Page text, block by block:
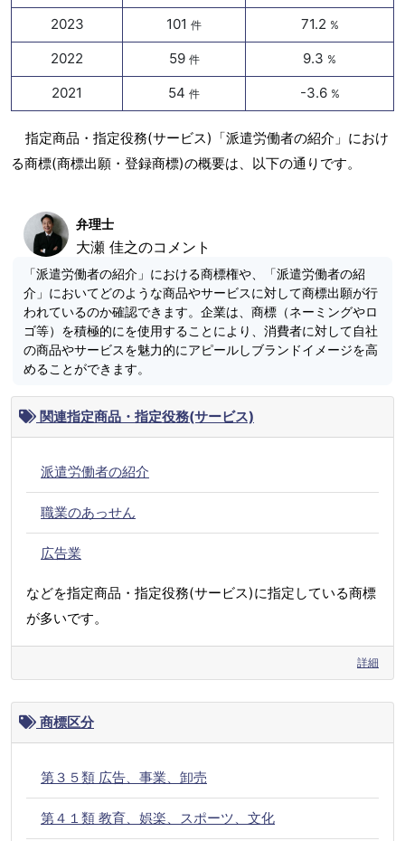
2023 101 件 71.2 %
2022 59 件 9.3 %
2021 54 件 -3.6 %
指定商品・指定役務(サービス)「派遣労働者の紹介」におけ
る商標(商標出願・登録商標)の概要は、以下の通りです。
弁理士
大瀬 佳之のコメント
「派遣労働者の紹介」における商標権や、「派遣労働者の紹
介」においてどのような商品やサービスに対して商標出願が行
われているのか確認できます。企業は、商標（ネーミングやロ
ゴ等）を積極的にを使用することにより、消費者に対して自社
の商品やサービスを魅力的にアピールしブランドイメージを高
めることができます。
関連指定商品・指定役務(サービス)
派遣労働者の紹介
職業のあっせん
広告業
などを指定商品・指定役務(サービス)に指定している商標
が多いです。
詳細
商標区分
第３５類 広告、事業、卸売
第４１類 教育、娯楽、スポーツ、文化